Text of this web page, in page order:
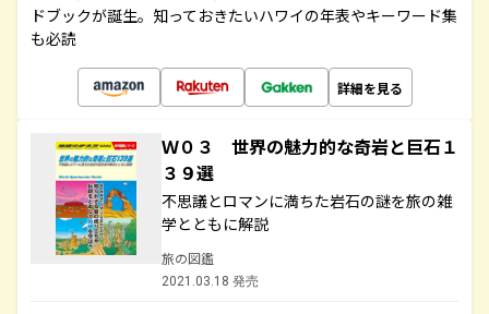
ドブックが誕生。知っておきたいハワイの年表やキーワード集
も必読
詳細を見る
Ｗ０３ 世界の魅力的な奇岩と巨石１
３９選
不思議とロマンに満ちた岩石の謎を旅の雑
学とともに解説
旅の図鑑
2021.03.18 発売